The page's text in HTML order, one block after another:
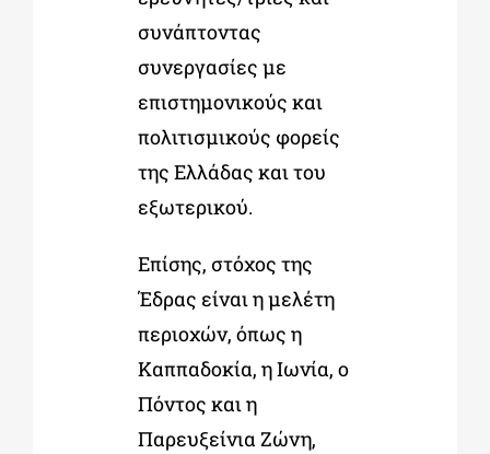
συνάπτοντας
συνεργασίες με
επιστημονικούς και
πολιτισμικούς φορείς
της Ελλάδας και του
εξωτερικού.
Επίσης, στόχος της
Έδρας είναι η μελέτη
περιοχών, όπως η
Καππαδοκία, η Ιωνία, ο
Πόντος και η
Παρευξείνια Ζώνη,